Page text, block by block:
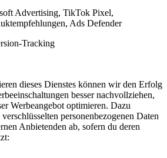
Advertising, TikTok Pixel,
Ads Defender
Tracking
dieses Dienstes können wir den Erfolg
besser nachvollziehen,
Werbeangebot optimieren. Dazu
personenbezogenen Daten
Anbietenden ab, sofern du deren